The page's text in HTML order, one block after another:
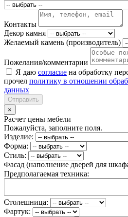
Контакты
Декор камня
Желаемый камень (производитель)
Пожелания/комментарии
Я даю согласие на обработку
прочел политику в отношении
данных
Отправить
×
Расчет цены мебели
Пожалуйста, заполните поля.
Изделие:
Форма:
Стиль:
Фасад (наполнение дверей для
Предполагаемая техника:
Столешница:
Фартук: